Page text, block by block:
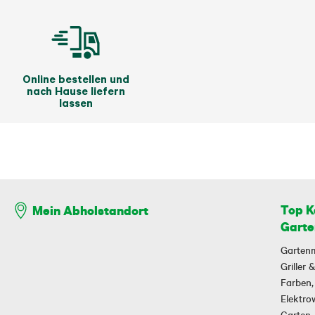
Online bestellen und
nach Hause liefern
lassen
Mein Abholstandort
Top
Griller